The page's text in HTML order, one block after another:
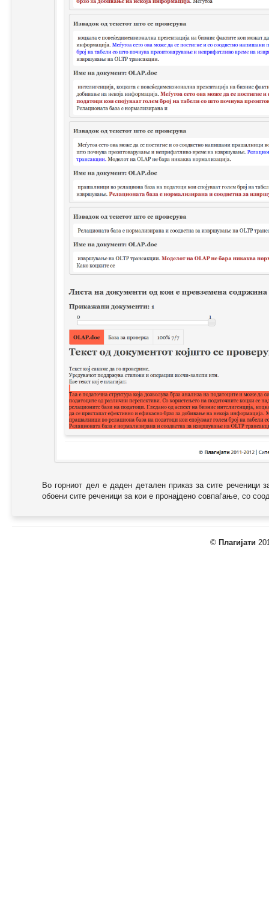
Во горниот дел е даден детален приказ за сите реченици
обоени сите реченици за кои е пронајдено совпаѓање, со
© Плагијати